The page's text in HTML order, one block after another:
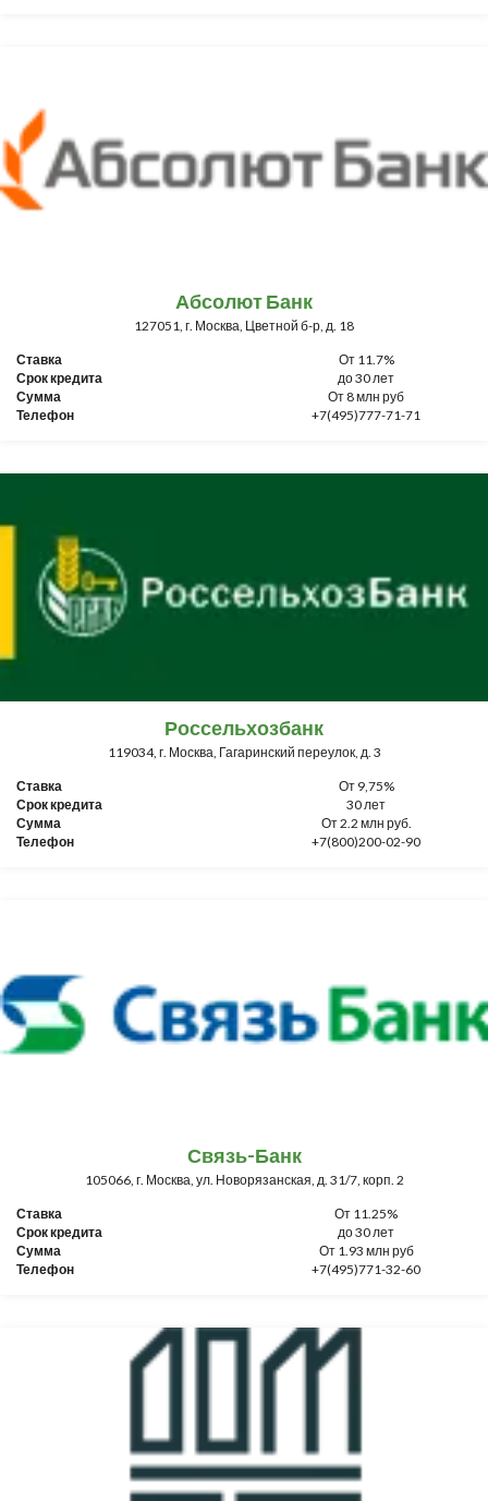
Абсолют Банк
127051, г. Москва, Цветной б-р, д. 18
Ставка
От 11.7%
Срок кредита
до 30 лет
Сумма
От 8 млн руб
Телефон
+7(495)777-71-71
Россельхозбанк
119034, г. Москва, Гагаринский переулок, д. 3
Ставка
От 9,75%
Срок кредита
30 лет
Сумма
От 2.2 млн руб.
Телефон
+7(800)200-02-90
Связь-Банк
105066, г. Москва, ул. Новорязанская, д. 31/7, корп. 2
Ставка
От 11.25%
Срок кредита
до 30 лет
Сумма
От 1.93 млн руб
Телефон
+7(495)771-32-60